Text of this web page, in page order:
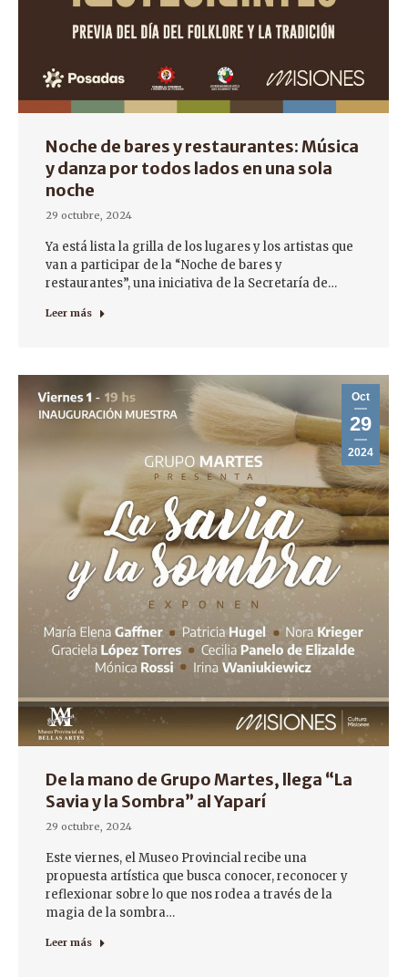
Noche de bares y restaurantes: Música
y danza por todos lados en una sola
noche
29 octubre, 2024
Ya está lista la grilla de los lugares y los artistas que
van a participar de la “Noche de bares y
restaurantes”, una iniciativa de la Secretaría de…
Leer más
Oct
29
2024
De la mano de Grupo Martes, llega “La
Savia y la Sombra” al Yaparí
29 octubre, 2024
Este viernes, el Museo Provincial recibe una
propuesta artística que busca conocer, reconocer y
reflexionar sobre lo que nos rodea a través de la
magia de la sombra…
Leer más